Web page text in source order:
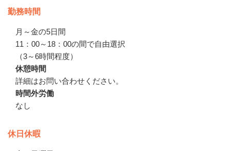
勤務時間
月～金の5日間
11：00～18：00の間で自由選択
（3～6時間程度）
休憩時間
詳細はお問い合わせください。
時間外労働
なし
休日休暇